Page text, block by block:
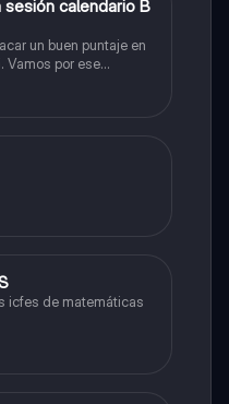
sesión calendario B
un buen puntaje en
Vamos por ese
en la universidad que
quieres y no la que te
icfes de matemáticas